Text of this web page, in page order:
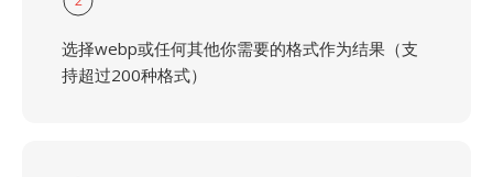
选择webp或任何其他你需要的格式作为结果（支
持超过200种格式）